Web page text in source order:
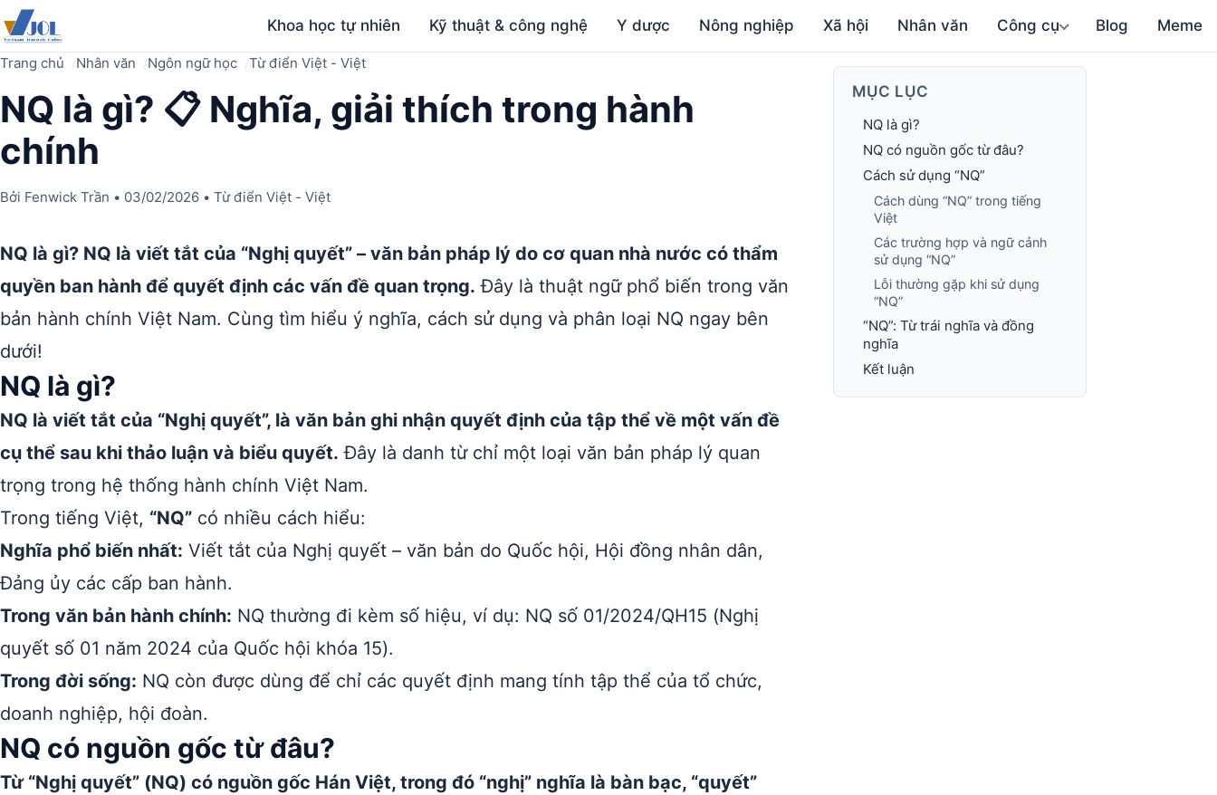
Khoa học tự nhiên Kỹ thuật & công nghệ Y dược Nông nghiệp Xã hội Nhân văn Công cụ Blog Meme
Trang chủ Nhân văn Ngôn ngữ học Từ điển Việt - Việt
NQ là gì? 📋 Nghĩa, giải thích trong hành
chính
Bởi Fenwick Trần • 03/02/2026 • Từ điển Việt - Việt
NQ là gì? NQ là viết tắt của “Nghị quyết” – văn bản pháp lý do cơ quan nhà nước có thẩm
quyền ban hành để quyết định các vấn đề quan trọng. Đây là thuật ngữ phổ biến trong văn
bản hành chính Việt Nam. Cùng tìm hiểu ý nghĩa, cách sử dụng và phân loại NQ ngay bên
dưới!
NQ là gì?
NQ là viết tắt của “Nghị quyết”, là văn bản ghi nhận quyết định của tập thể về một vấn đề
cụ thể sau khi thảo luận và biểu quyết. Đây là danh từ chỉ một loại văn bản pháp lý quan
trọng trong hệ thống hành chính Việt Nam.
Trong tiếng Việt, “NQ” có nhiều cách hiểu:
Nghĩa phổ biến nhất: Viết tắt của Nghị quyết – văn bản do Quốc hội, Hội đồng nhân dân,
Đảng ủy các cấp ban hành.
Trong văn bản hành chính: NQ thường đi kèm số hiệu, ví dụ: NQ số 01/2024/QH15 (Nghị
quyết số 01 năm 2024 của Quốc hội khóa 15).
Trong đời sống: NQ còn được dùng để chỉ các quyết định mang tính tập thể của tổ chức,
doanh nghiệp, hội đoàn.
NQ có nguồn gốc từ đâu?
Từ “Nghị quyết” (NQ) có nguồn gốc Hán Việt, trong đó “nghị” nghĩa là bàn bạc, “quyết”
MỤC LỤC
NQ là gì?
NQ có nguồn gốc từ đâu?
Cách sử dụng “NQ”
Cách dùng “NQ” trong tiếng
Việt
Các trường hợp và ngữ cảnh
sử dụng “NQ”
Lỗi thường gặp khi sử dụng
“NQ”
“NQ”: Từ trái nghĩa và đồng
nghĩa
Kết luận